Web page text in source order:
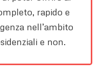
rapido e
nell’ambito
e non.